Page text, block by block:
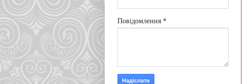
Повідомлення *